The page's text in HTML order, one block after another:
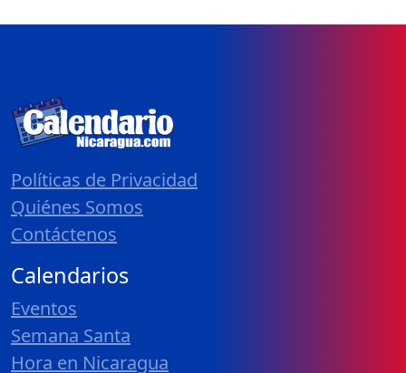
Políticas de Privacidad
Quiénes Somos
Contáctenos
Calendarios
Eventos
Semana Santa
Hora en Nicaragua